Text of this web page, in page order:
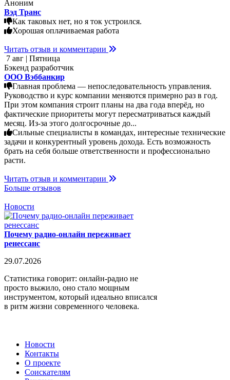
Аноним
Вэд Транс
Как таковых нет, но я ток устроился.
Хорошая оплачиваемая работа
Читать отзыв и комментарии
7 авг | Пятница
Бэкенд разработчик
ООО Вэббанкир
Главная проблема — непоследовательность управления.
Руководство и курс компании меняются примерно раз в год.
При этом компания строит планы на два года вперёд, но
фактические приоритеты могут пересматриваться каждый
месяц. Из-за этого долгосрочные до...
Сильные специалисты в командах, интересные технические
задачи и конкурентный уровень дохода. Есть возможность
брать на себя больше ответственности и профессионально
расти.
Читать отзыв и комментарии
Больше отзывов
Новости
Почему радио-онлайн переживает
ренессанс
29.07.2026
Статистика говорит: онлайн-радио не
просто выжило, оно стало мощным
инструментом, который идеально вписался
в ритм жизни современного человека.
Новости
Контакты
О проекте
Соискателям